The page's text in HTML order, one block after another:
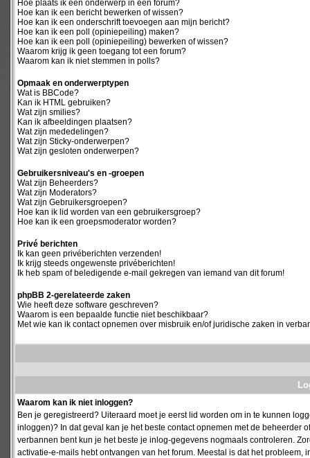
Hoe plaats ik een onderwerp in een forum?
Hoe kan ik een bericht bewerken of wissen?
Hoe kan ik een onderschrift toevoegen aan mijn bericht?
Hoe kan ik een poll (opiniepeiling) maken?
Hoe kan ik een poll (opiniepeiling) bewerken of wissen?
Waarom krijg ik geen toegang tot een forum?
Waarom kan ik niet stemmen in polls?
Opmaak en onderwerptypen
Wat is BBCode?
Kan ik HTML gebruiken?
Wat zijn smilies?
Kan ik afbeeldingen plaatsen?
Wat zijn mededelingen?
Wat zijn Sticky-onderwerpen?
Wat zijn gesloten onderwerpen?
Gebruikersniveau's en -groepen
Wat zijn Beheerders?
Wat zijn Moderators?
Wat zijn Gebruikersgroepen?
Hoe kan ik lid worden van een gebruikersgroep?
Hoe kan ik een groepsmoderator worden?
Privé berichten
Ik kan geen privéberichten verzenden!
Ik krijg steeds ongewenste privéberichten!
Ik heb spam of beledigende e-mail gekregen van iemand van dit forum!
phpBB 2-gerelateerde zaken
Wie heeft deze software geschreven?
Waarom is een bepaalde functie niet beschikbaar?
Met wie kan ik contact opnemen over misbruik en/of juridische zaken in
Waarom kan ik niet inloggen?
Ben je geregistreerd? Uiteraard moet je eerst lid worden om in te kunnen
inloggen)? In dat geval kan je het beste contact opnemen met de beheerder
verbannen bent kun je het beste je inlog-gegevens nogmaals controleren.
activatie-e-mails hebt ontvangen van het forum. Meestal is dat het